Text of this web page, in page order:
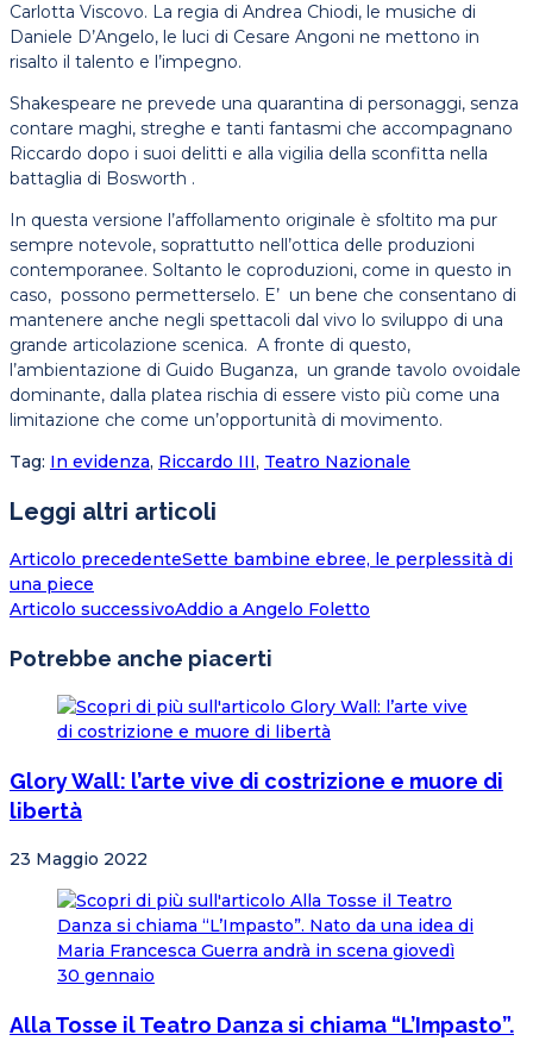
Carlotta Viscovo. La regia di Andrea Chiodi, le musiche di
Daniele D’Angelo, le luci di Cesare Angoni ne mettono in
risalto il talento e l’impegno.
Shakespeare ne prevede una quarantina di personaggi, senza
contare maghi, streghe e tanti fantasmi che accompagnano
Riccardo dopo i suoi delitti e alla vigilia della sconfitta nella
battaglia di Bosworth .
In questa versione l’affollamento originale è sfoltito ma pur
sempre notevole, soprattutto nell’ottica delle produzioni
contemporanee. Soltanto le coproduzioni, come in questo in
caso, possono permetterselo. E’ un bene che consentano di
mantenere anche negli spettacoli dal vivo lo sviluppo di una
grande articolazione scenica. A fronte di questo,
l’ambientazione di Guido Buganza, un grande tavolo ovoidale
dominante, dalla platea rischia di essere visto più come una
limitazione che come un’opportunità di movimento.
Tag: In evidenza, Riccardo III, Teatro Nazionale
Leggi altri articoli
Articolo precedenteSette bambine ebree, le perplessità di
una piece
Articolo successivoAddio a Angelo Foletto
Potrebbe anche piacerti
Glory Wall: l’arte vive di costrizione e muore di
libertà
23 Maggio 2022
Alla Tosse il Teatro Danza si chiama “L’Impasto”.